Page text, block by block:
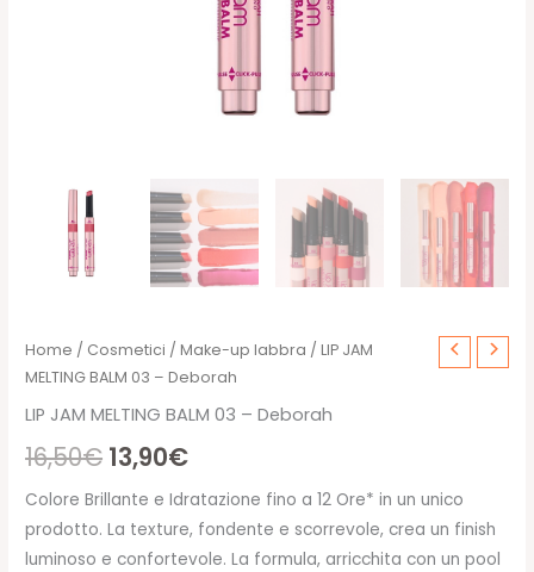
Home / Cosmetici /Make-up labbra / LIP JAM
MELTING BALM 03 – Deborah
LIP JAM MELTING BALM 03 – Deborah
16,50€ Il
prezzo
originale
13,90€Il
prezzo
attuale
Colore Brillante e Idratazione fino a 12 Ore* in un unico
prodotto. La texture, fondente e scorrevole, crea un finish
luminoso e confortevole. La formula, arricchita con un pool